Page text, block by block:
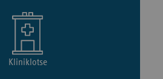
Kliniklotse